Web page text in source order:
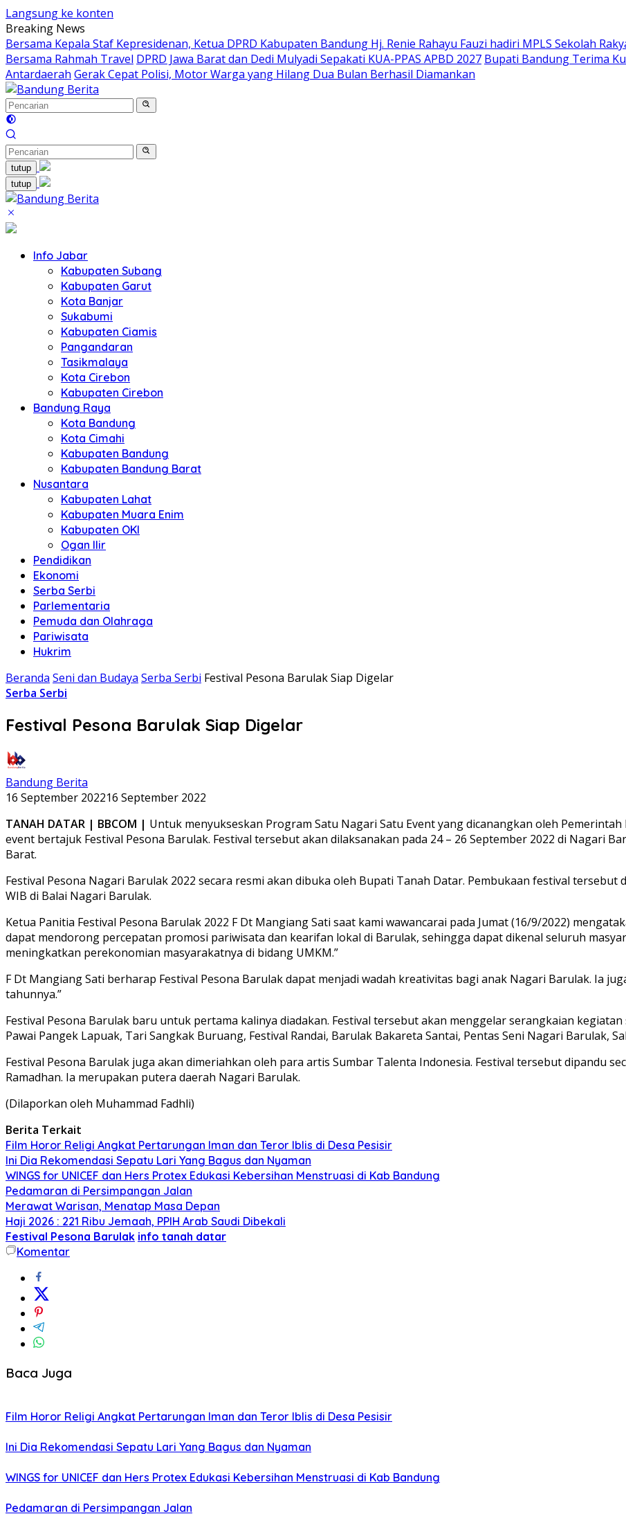
Langsung ke konten
Breaking News
Bersama Kepala Staf Kepresidenan, Ketua DPRD Kabupaten Bandung Hj. Renie Rahayu Fauzi hadiri MPLS Sekolah
Bersama Rahmah Travel DPRD Jawa Barat dan Dedi Mulyadi Sepakati KUA-PPAS APBD 2027 Bupati Bandung Terima
Antardaerah Gerak Cepat Polisi, Motor Warga yang Hilang Dua Bulan Berhasil Diamankan
tutup
tutup
Info Jabar
Kabupaten Subang
Kabupaten Garut
Kota Banjar
Sukabumi
Kabupaten Ciamis
Pangandaran
Tasikmalaya
Kota Cirebon
Kabupaten Cirebon
Bandung Raya
Kota Bandung
Kota Cimahi
Kabupaten Bandung
Kabupaten Bandung Barat
Nusantara
Kabupaten Lahat
Kabupaten Muara Enim
Kabupaten OKI
Ogan Ilir
Pendidikan
Ekonomi
Serba Serbi
Parlementaria
Pemuda dan Olahraga
Pariwisata
Hukrim
Beranda Seni dan Budaya Serba Serbi Festival Pesona Barulak Siap Digelar
Serba Serbi
Festival Pesona Barulak Siap Digelar
Bandung Berita
16 September 202216 September 2022
TANAH DATAR | BBCOM | Untuk menyukseskan Program Satu Nagari Satu Event yang dicanangkan oleh
event bertajuk Festival Pesona Barulak. Festival tersebut akan dilaksanakan pada 24 – 26 September 2022 di Nagari
Barat.
Festival Pesona Nagari Barulak 2022 secara resmi akan dibuka oleh Bupati Tanah Datar. Pembukaan festival tersebut
WIB di Balai Nagari Barulak.
Ketua Panitia Festival Pesona Barulak 2022 F Dt Mangiang Sati saat kami wawancarai pada Jumat (16/9/2022)
dapat mendorong percepatan promosi pariwisata dan kearifan lokal di Barulak, sehingga dapat dikenal seluruh
meningkatkan perekonomian masyarakatnya di bidang UMKM.”
F Dt Mangiang Sati berharap Festival Pesona Barulak dapat menjadi wadah kreativitas bagi anak Nagari Barulak. Ia
tahunnya.”
Festival Pesona Barulak baru untuk pertama kalinya diadakan. Festival tersebut akan menggelar serangkaian
Pawai Pangek Lapuak, Tari Sangkak Buruang, Festival Randai, Barulak Bakareta Santai, Pentas Seni Nagari Barulak,
Festival Pesona Barulak juga akan dimeriahkan oleh para artis Sumbar Talenta Indonesia. Festival tersebut dipandu
Ramadhan. Ia merupakan putera daerah Nagari Barulak.
(Dilaporkan oleh Muhammad Fadhli)
Berita Terkait
Film Horor Religi Angkat Pertarungan Iman dan Teror Iblis di Desa Pesisir
Ini Dia Rekomendasi Sepatu Lari Yang Bagus dan Nyaman
WINGS for UNICEF dan Hers Protex Edukasi Kebersihan Menstruasi di Kab Bandung
Pedamaran di Persimpangan Jalan
Merawat Warisan, Menatap Masa Depan
Haji 2026 : 221 Ribu Jemaah, PPIH Arab Saudi Dibekali
Festival Pesona Barulak info tanah datar
Komentar
Baca Juga
Film Horor Religi Angkat Pertarungan Iman dan Teror Iblis di Desa Pesisir
Ini Dia Rekomendasi Sepatu Lari Yang Bagus dan Nyaman
WINGS for UNICEF dan Hers Protex Edukasi Kebersihan Menstruasi di Kab Bandung
Pedamaran di Persimpangan Jalan